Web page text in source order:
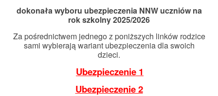
dokonała wyboru ubezpieczenia NNW uczniów na
rok szkolny 2025/2026
Za pośrednictwem jednego z poniższych linków rodzice
sami wybierają wariant ubezpieczenia dla swoich
dzieci.
Ubezpieczenie 1
Ubezpieczenie 2